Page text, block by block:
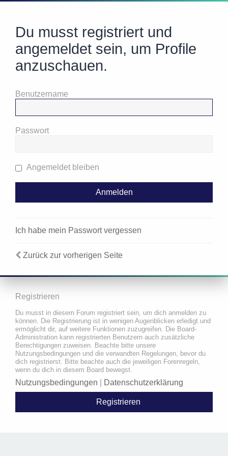
Du musst registriert und
angemeldet sein, um Profile
anzuschauen.
Benutzername
Passwort
Angemeldet bleiben
Ich habe mein Passwort vergessen
Zurück zur vorherigen Seite
Registrieren
Du musst in diesem Forum registriert sein, um dich anmelden zu
können. Die Registrierung ist in wenigen Augenblicken erledigt und
ermöglicht dir, auf weitere Funktionen zuzugreifen. Die Board-
Administration kann registrierten Benutzern auch zusätzliche
Berechtigungen zuweisen. Beachte bitte unsere
Nutzungsbedingungen und die verwandten Regelungen, bevor du
dich registrierst. Bitte beachte auch die jeweiligen Forenregeln,
wenn du dich in diesem Board bewegst.
Nutzungsbedingungen Datenschutzerklärung
Registrieren